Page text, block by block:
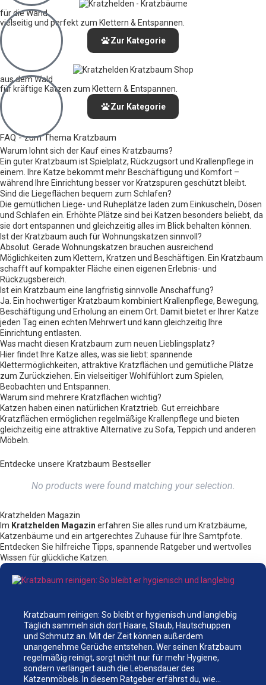
für die Wand
vielseitig und perfekt zum Klettern & Entspannen.
Zur Kategorie
aus dem Wald
für kräftige Katzen zum Klettern & Entspannen.
Zur Kategorie
FAQ - zum Thema Kratzbaum
Warum lohnt sich der Kauf eines Kratzbaums?
Ein guter Kratzbaum ist Spielplatz, Rückzugsort und Krallenpflege in
einem. Ihre Katze bekommt mehr Beschäftigung und Komfort –
während Ihre Einrichtung besser vor Kratzspuren geschützt bleibt.
Sind die Liegeflächen bequem zum Schlafen?
Die gemütlichen Liege- und Ruheplätze laden zum Einkuscheln, Dösen
und Schlafen ein. Erhöhte Plätze sind bei Katzen besonders beliebt, da
sie dort entspannen und gleichzeitig alles im Blick behalten können.
Ist der Kratzbaum auch für Wohnungskatzen sinnvoll?
Absolut. Gerade Wohnungskatzen brauchen ausreichend
Möglichkeiten zum Klettern, Kratzen und Beschäftigen. Ein Kratzbaum
schafft auf kompakter Fläche einen eigenen Erlebnis- und
Rückzugsbereich.
Ist ein Kratzbaum eine langfristig sinnvolle Anschaffung?
Ja. Ein hochwertiger Kratzbaum kombiniert Krallenpflege, Bewegung,
Beschäftigung und Erholung an einem Ort. Damit bietet er Ihrer Katze
jeden Tag einen echten Mehrwert und kann gleichzeitig Ihre
Einrichtung entlasten.
Was macht diesen Kratzbaum zum neuen Lieblingsplatz?
Hier findet Ihre Katze alles, was sie liebt: spannende
Klettermöglichkeiten, attraktive Kratzflächen und gemütliche Plätze
zum Zurückziehen. Ein vielseitiger Wohlfühlort zum Spielen,
Beobachten und Entspannen.
Warum sind mehrere Kratzflächen wichtig?
Katzen haben einen natürlichen Kratztrieb. Gut erreichbare
Kratzflächen ermöglichen regelmäßige Krallenpflege und bieten
gleichzeitig eine attraktive Alternative zu Sofa, Teppich und anderen
Möbeln.
Entdecke unsere Kratzbaum Bestseller
No products were found matching your selection.
Kratzhelden Magazin
Im Kratzhelden Magazin erfahren Sie alles rund um Kratzbäume,
Katzenbäume und ein artgerechtes Zuhause für Ihre Samtpfote.
Entdecken Sie hilfreiche Tipps, spannende Ratgeber und wertvolles
Wissen für glückliche Katzen.
Kratzbaum reinigen: So bleibt er hygienisch und langlebig
Täglich sammeln sich dort Haare, Staub, Hautschuppen
und Schmutz an. Mit der Zeit können außerdem
unangenehme Gerüche entstehen. Wer seinen Kratzbaum
regelmäßig reinigt, sorgt nicht nur für mehr Hygiene,
sondern verlängert auch die Lebensdauer des
Katzenmöbels. In diesem Ratgeber erfährst du, wie…